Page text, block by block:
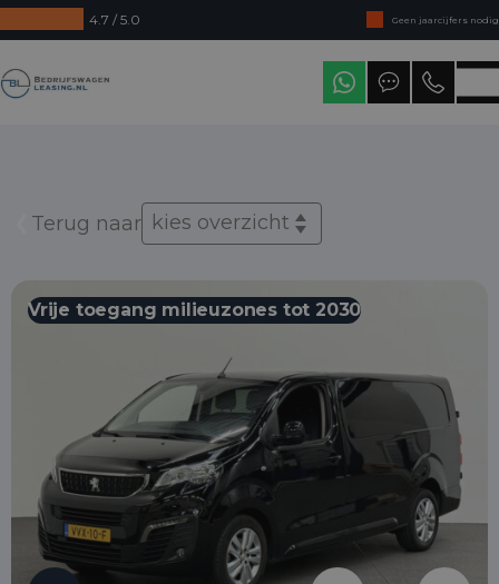
4.7 / 5.0
Geen jaarcijfers nodig
Direct uit voorraad leverbaar
Levering in heel Nederland
Terug naar kies overzicht
Vrije toegang milieuzones tot 2030